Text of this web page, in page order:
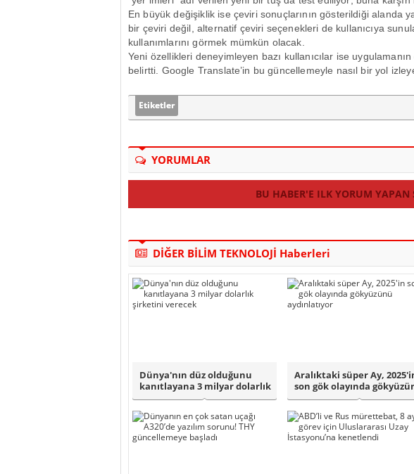
En büyük değişiklik ise çeviri sonuçlarının gösterildiği alanda
bir çeviri değil, alternatif çeviri seçenekleri de kullanıcıya
kullanımlarını görmek mümkün olacak.
Yeni özellikleri deneyimleyen bazı kullanıcılar ise
belirtti. Google Translate’in bu güncellemeyle nasıl bir yol
Etiketler
YORUMLAR
BU HABER'E ILK YORUM YAPAN
DİĞER BİLİM TEKNOLOJİ Haberleri
Dünya'nın düz olduğunu
kanıtlayana 3 milyar dolarlık
şirketi..
Aralıktaki süper Ay,
son gök olayında
aydı..